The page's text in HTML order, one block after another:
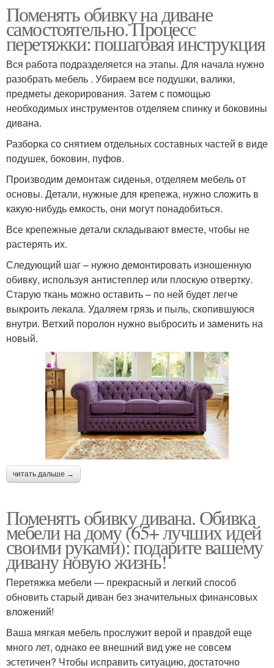
Поменять обивку на диване
самостоятельно. Процесс
перетяжки: пошаговая инструкция
Вся работа подразделяется на этапы. Для начала нужно
разобрать мебель . Убираем все подушки, валики,
предметы декорирования. Затем с помощью
необходимых инструментов отделяем спинку и боковины
дивана.
Разборка со снятием отдельных составных частей в виде
подушек, боковин, пуфов.
Производим демонтаж сиденья, отделяем мебель от
основы. Детали, нужные для крепежа, нужно сложить в
какую-нибудь емкость, они могут понадобиться.
Все крепежные детали складывают вместе, чтобы не
растерять их.
Следующий шаг – нужно демонтировать изношенную
обивку, используя антистеплер или плоскую отвертку.
Старую ткань можно оставить – по ней будет легче
выкроить лекала. Удаляем грязь и пыль, скопившуюся
внутри. Ветхий поролон нужно выбросить и заменить на
новый.
читать дальше →
Поменять обивку дивана. Обивка
мебели на дому (65+ лучших идей
своими руками): подарите вашему
дивану новую жизнь!
Перетяжка мебели — прекрасный и легкий способ
обновить старый диван без значительных финансовых
вложений!
Ваша мягкая мебель прослужит верой и правдой еще
много лет, однако ее внешний вид уже не совсем
эстетичен? Чтобы исправить ситуацию, достаточно